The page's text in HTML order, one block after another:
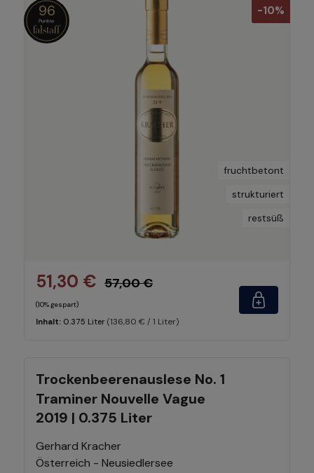
-10%
96
fruchtbetont
strukturiert
restsüß
51,30 € 57,00 €
(10% gespart)
Inhalt: 0.375 Liter (136,80 € / 1 Liter)
Trockenbeerenauslese No. 1
Traminer Nouvelle Vague
2019 | 0.375 Liter
Gerhard Kracher
Österreich - Neusiedlersee